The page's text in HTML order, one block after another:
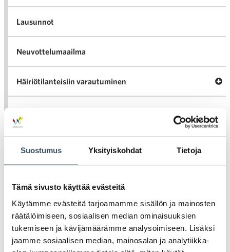
Suostumus Yksityiskohdat Tietoja
Tämä sivusto käyttää evästeitä
Käytämme evästeitä tarjoamamme sisällön ja mainosten
räätälöimiseen, sosiaalisen median ominaisuuksien
tukemiseen ja kävijämäärämme analysoimiseen. Lisäksi
jaamme sosiaalisen median, mainosalan ja analytiikka-
Lausunnot
Neuvottelumaailma
Häiriötilanteisiin varautuminen
Julkaisut
Medialle